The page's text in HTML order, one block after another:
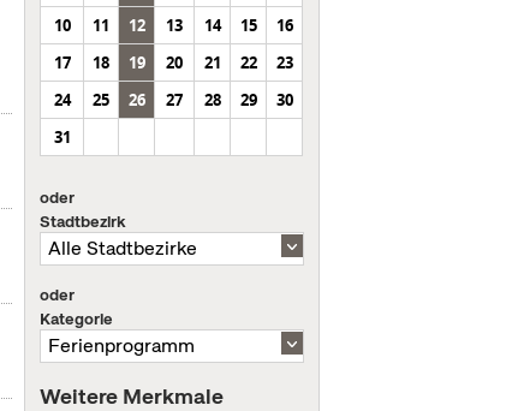
10
11 12 13 14 15
16
17
18 19 20 21 22
23
24
25 26 27 28 29
30
31
oder
Stadtbezirk
oder
Kategorie
Weitere Merkmale